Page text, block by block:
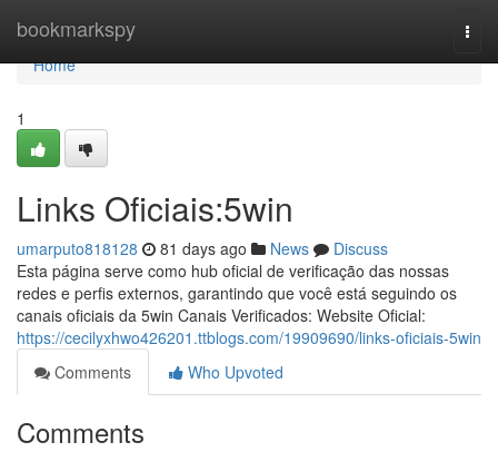
bookmarkspy
Home
Home
1
Links Oficiais:5win
umarputo818128 81 days ago News
Discuss
Esta página serve como hub oficial de verificação das nossas
redes e perfis externos, garantindo que você está seguindo os
canais oficiais da 5win Canais Verificados: Website Oficial:
https://cecilyxhwo426201.ttblogs.com/19909690/links-oficiais-5win
Comments
Who Upvoted
Comments